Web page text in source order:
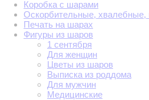
Коробка с шарами
Оскорбительные,
Печать на шарах
Фигуры из шаров
1 сентября
Для женщин
Цветы из шаров
Выписка из роддома
Для мужчин
Медицинские